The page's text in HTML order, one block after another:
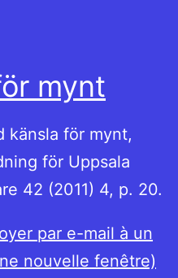
mynt
känsla för mynt,
för Uppsala
42 (2011) 4, p. 20.
par e-mail à un
nouvelle fenêtre)